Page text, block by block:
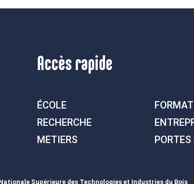
Accès rapide
ÉCOLE
RECHERCHE
METIERS
Supérieure des Technologies et Industries du Bois